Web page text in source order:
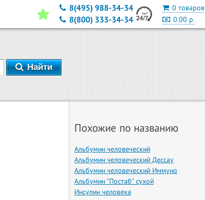
0 товаров
0.00 р.
8(495) 988-34-34
8(800) 333-34-34
Найти
Похожие по названию
Альбумин человеческий
Альбумин человеческий Дессау
Альбумин человеческий Иммуно
Альбумин "Постаб" сухой
Инсулин человека